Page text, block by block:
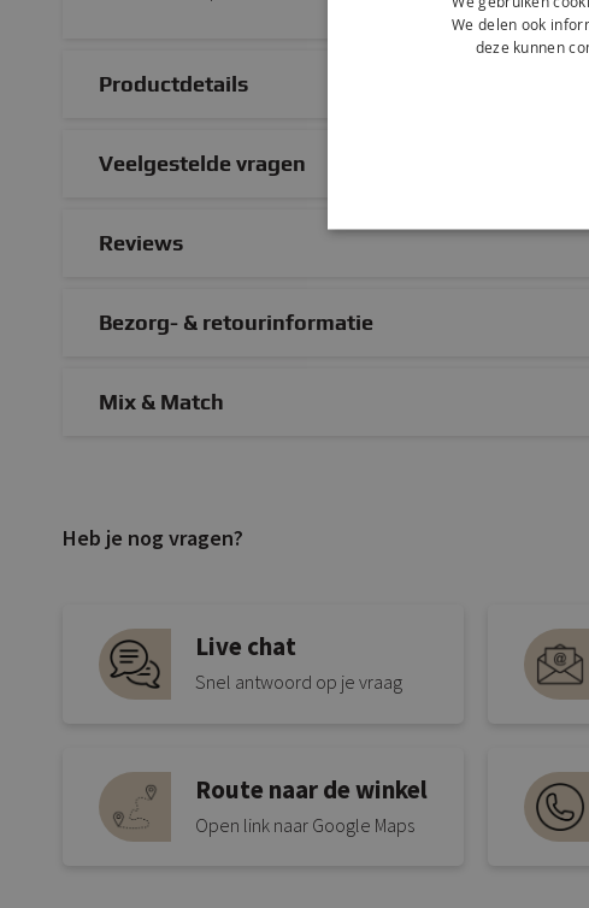
Productdetails
Veelgestelde vragen
Reviews
Bezorg- & retourinformatie
Mix & Match
Heb je nog vragen?
Live chat
Snel antwoord op je vraag
Route naar de winkel
Open link naar Google Maps
We delen ook
deze kunnen